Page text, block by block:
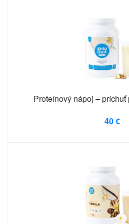
Proteínový nápoj –
40 €